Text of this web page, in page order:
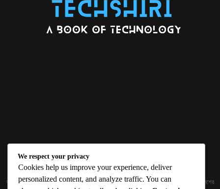
ABOUT US
জ্ঞান বিজ্ঞানের উৎকর্ষ আমাদের প্রভাবিত করে। আলোকিত করে। সেই আলো কে ধারণ কর দেশ ও বিদেশের
We respect your privacy
Cookies help us improve your experience, deliver
personalized content, and analyze traffic. You can